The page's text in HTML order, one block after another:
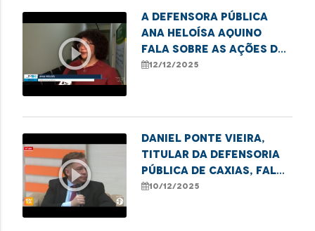
play_circle_outline
A defensora pública
Ana Heloísa Aquino
fala sobre as ações de
combate ao sub-
12/12/2025
play_circle_outline
Daniel Ponte Vieira,
titular da Defensoria
Pública de Caxias, fala
sobre a semana de
10/12/2025